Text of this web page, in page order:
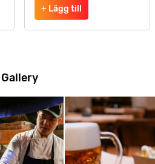
+ Lägg till
Gallery